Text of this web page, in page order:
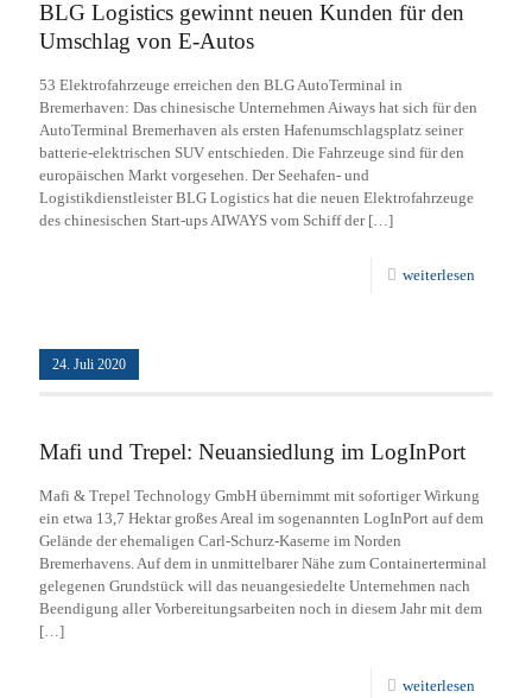
BLG Logistics gewinnt neuen Kunden für den
Umschlag von E-Autos
53 Elektrofahrzeuge erreichen den BLG AutoTerminal in
Bremerhaven: Das chinesische Unternehmen Aiways hat sich für den
AutoTerminal Bremerhaven als ersten Hafenumschlagsplatz seiner
batterie-elektrischen SUV entschieden. Die Fahrzeuge sind für den
europäischen Markt vorgesehen. Der Seehafen- und
Logistikdienstleister BLG Logistics hat die neuen Elektrofahrzeuge
des chinesischen Start-ups AIWAYS vom Schiff der[…]
weiterlesen
24. Juli 2020
Mafi und Trepel: Neuansiedlung im LogInPort
Mafi & Trepel Technology GmbH übernimmt mit sofortiger Wirkung
ein etwa 13,7 Hektar großes Areal im sogenannten LogInPort auf dem
Gelände der ehemaligen Carl-Schurz-Kaserne im Norden
Bremerhavens. Auf dem in unmittelbarer Nähe zum Containerterminal
gelegenen Grundstück will das neuangesiedelte Unternehmen nach
Beendigung aller Vorbereitungsarbeiten noch in diesem Jahr mit dem
[…]
weiterlesen